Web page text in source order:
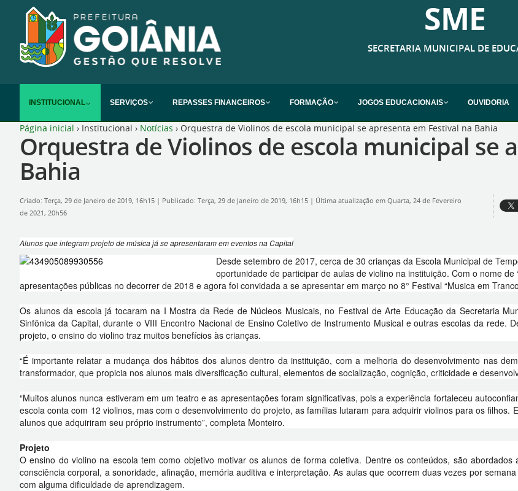
SME
SECRETARIA MUNICIPAL DE
INSTITUCIONAL SERVIÇOS REPASSES FINANCEIROS FORMAÇÃO JOGOS EDUCACIONAIS OUVIDORIA
Página inicial › Institucional › Notícias › Orquestra de Violinos de escola municipal se apresenta em Festival na Bahia
Orquestra de Violinos de escola municipal se
Bahia
Criado: Terça, 29 de Janeiro de 2019, 16h15 | Publicado: Terça, 29 de Janeiro de 2019, 16h15 | Última atualização em Quarta, 24 de Fevereiro
de 2021, 20h56
Alunos que integram projeto de música já se apresentaram em eventos na Capital
Desde setembro de 2017, cerca de 30 crianças da Escola Municipal de
oportunidade de participar de aulas de violino na instituição. Com o nome
apresentações públicas no decorrer de 2018 e agora foi convidada a se apresentar em março no 8° Festival “Musica em
Os alunos da escola já tocaram na I Mostra da Rede de Núcleos Musicais, no Festival de Arte Educação da Secretaria
Sinfônica da Capital, durante o VIII Encontro Nacional de Ensino Coletivo de Instrumento Musical e outras escolas da rede.
projeto, o ensino do violino traz muitos benefícios às crianças.
“É importante relatar a mudança dos hábitos dos alunos dentro da instituição, com a melhoria do desenvolvimento nas
transformador, que propicia nos alunos mais diversificação cultural, elementos de socialização, cognição, criticidade e
“Muitos alunos nunca estiveram em um teatro e as apresentações foram significativas, pois a experiência fortaleceu
escola conta com 12 violinos, mas com o desenvolvimento do projeto, as famílias lutaram para adquirir violinos para os
alunos que adquiriram seu próprio instrumento”, completa Monteiro.
Projeto
O ensino do violino na escola tem como objetivo motivar os alunos de forma coletiva. Dentre os conteúdos, são
consciência corporal, a sonoridade, afinação, memória auditiva e interpretação. As aulas que ocorrem duas vezes por
com alguma dificuldade de aprendizagem.